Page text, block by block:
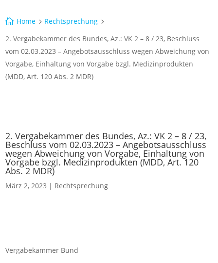
 Home 5 Rechtsprechung 5
2. Vergabekammer des Bundes, Az.: VK 2 – 8 / 23, Beschluss
vom 02.03.2023 – Angebotsausschluss wegen Abweichung von
Vorgabe, Einhaltung von Vorgabe bzgl. Medizinprodukten
(MDD, Art. 120 Abs. 2 MDR)
2. Vergabekammer des Bundes, Az.: VK 2 – 8 / 23,
Beschluss vom 02.03.2023 – Angebotsausschluss
wegen Abweichung von Vorgabe, Einhaltung von
Vorgabe bzgl. Medizinprodukten (MDD, Art. 120
Abs. 2 MDR)
März 2, 2023 | Rechtsprechung
Vergabekammer Bund